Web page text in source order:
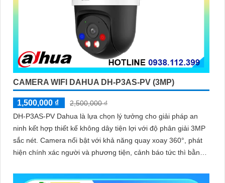
CAMERA WIFI DAHUA DH-P3AS-PV (3MP)
1,500,000 ₫
2,500,000 ₫
DH-P3AS-PV Dahua là lựa chọn lý tưởng cho giải pháp an
ninh kết hợp thiết kế không dây tiện lợi với độ phân giải 3MP
sắc nét. Camera nổi bật với khả năng quay xoay 360°, phát
hiện chính xác người và phương tiện, cảnh báo tức thì bằng